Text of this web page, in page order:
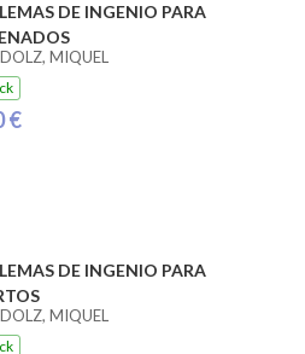
DE INGENIO PARA
MIQUEL
€
DE INGENIO PARA
MIQUEL